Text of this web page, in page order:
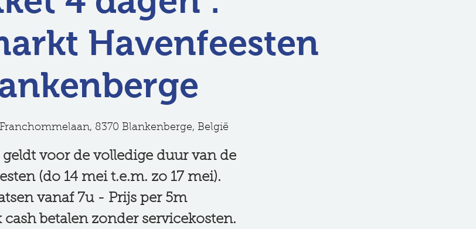
Havenfeesten
Franchommelaan, 8370 Blankenberge, België
geldt voor de volledige duur van de
(do 14 mei t.e.m. zo 17 mei).
vanaf 7u - Prijs per 5m
cash betalen zonder servicekosten.